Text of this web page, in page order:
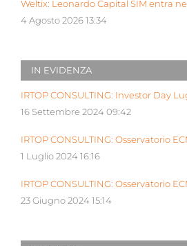
Weltix: Leonardo Capital SIM entra
4 Agosto 2026 13:34
IN EVIDENZA
IRTOP CONSULTING: Investor Day
16 Settembre 2024 09:42
IRTOP CONSULTING: Osservatorio
1 Luglio 2024 16:16
IRTOP CONSULTING: Osservatorio
23 Giugno 2024 15:14